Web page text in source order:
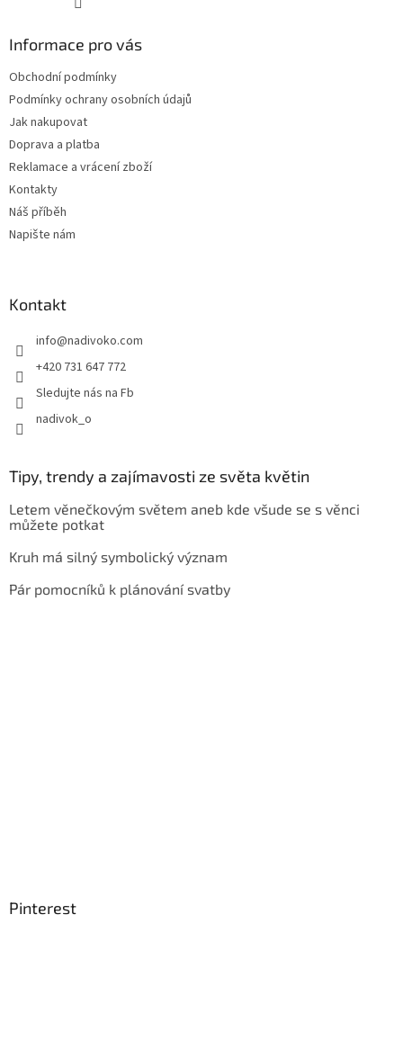
Informace pro vás
Obchodní podmínky
Podmínky ochrany osobních údajů
Jak nakupovat
Doprava a platba
Reklamace a vrácení zboží
Kontakty
Náš příběh
Napište nám
Kontakt
info@nadivoko.com
+420 731 647 772
Sledujte nás na Fb
nadivok_o
Tipy, trendy a zajímavosti ze světa květin
Letem věnečkovým světem aneb kde všude se s věnci
můžete potkat
Kruh má silný symbolický význam
Pár pomocníků k plánování svatby
Pinterest